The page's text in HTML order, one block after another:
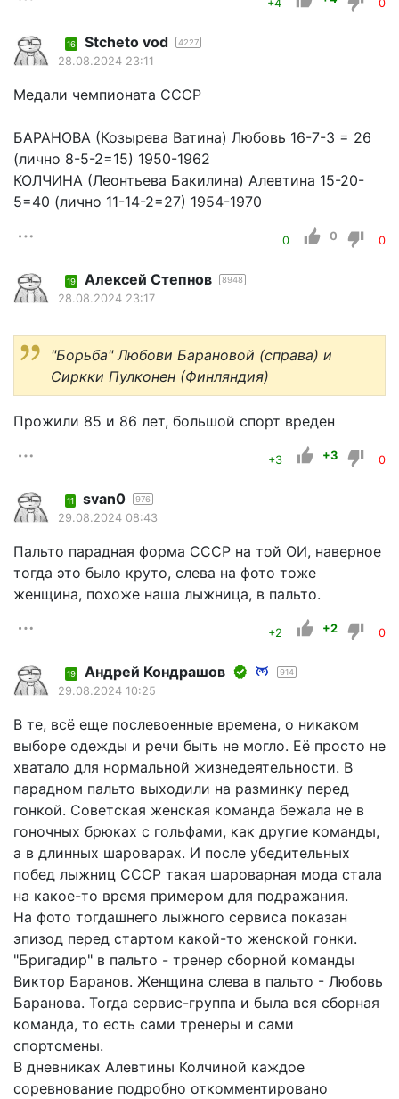
+4 0
16 Stcheto vod 4227
28.08.2024 23:11
Медали чемпионата СССР
БАРАНОВА (Козырева Ватина) Любовь 16-7-3 = 26
(лично 8-5-2=15) 1950-1962
КОЛЧИНА (Леонтьева Бакилина) Алевтина 15-20-
5=40 (лично 11-14-2=27) 1954-1970
0 0 0
19 Алексей Степнов 8948
28.08.2024 23:17
"Борьба" Любови Барановой (справа) и
Cиркки Пулконен (Финляндия)
Прожили 85 и 86 лет, большой спорт вреден
+3 +3 0
11 svan0 976
29.08.2024 08:43
Пальто парадная форма СССР на той ОИ, наверное
тогда это было круто, слева на фото тоже
женщина, похоже наша лыжница, в пальто.
+2 +2 0
19 Андрей Кондрашов 914
29.08.2024 10:25
В те, всё еще послевоенные времена, о никаком
выборе одежды и речи быть не могло. Её просто не
хватало для нормальной жизнедеятельности. В
парадном пальто выходили на разминку перед
гонкой. Советская женская команда бежала не в
гоночных брюках с гольфами, как другие команды,
а в длинных шароварах. И после убедительных
побед лыжниц СССР такая шароварная мода стала
на какое-то время примером для подражания.
На фото тогдашнего лыжного сервиса показан
эпизод перед стартом какой-то женской гонки.
"Бригадир" в пальто - тренер сборной команды
Виктор Баранов. Женщина слева в пальто - Любовь
Баранова. Тогда сервис-группа и была вся сборная
команда, то есть сами тренеры и сами
спортсмены.
В дневниках Алевтины Колчиной каждое
соревнование подробно откомментировано